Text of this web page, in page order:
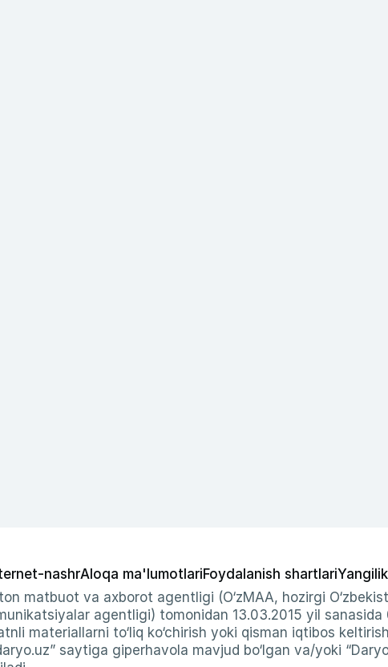
nashrAloqa ma'lumotlariFoydalanish shartlari
matbuot va axborot agentligi (O‘zMAA, hozirgi
agentligi) tomonidan 13.03.2015 yil
materiallarni to‘liq ko‘chirish yoki qisman iqtibos
saytiga giperhavola mavjud bo‘lgan va/yoki